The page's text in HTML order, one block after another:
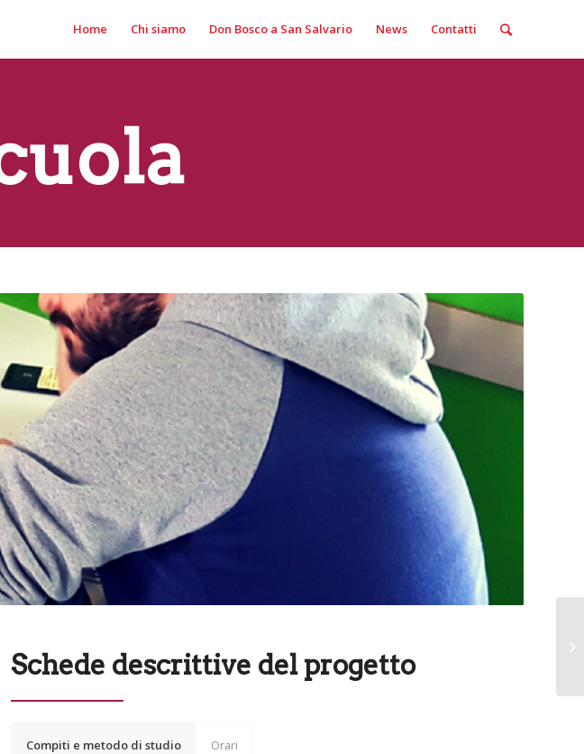
Home Chi siamo Don Bosco a San Salvario News Contatti
Schede descrittive del progetto
Compiti e metodo di studio Orari